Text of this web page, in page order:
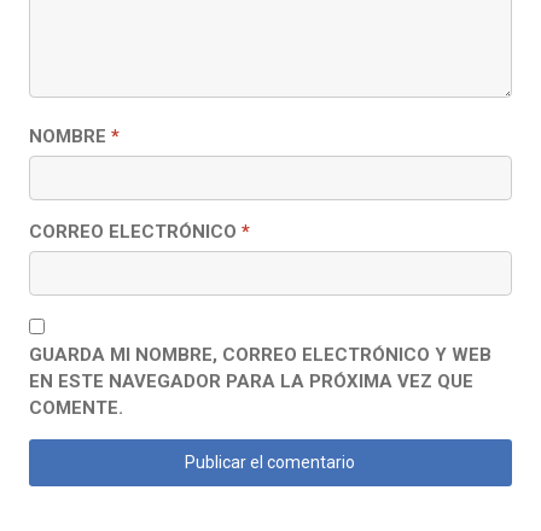
NOMBRE *
CORREO ELECTRÓNICO *
GUARDA MI NOMBRE, CORREO ELECTRÓNICO Y WEB
EN ESTE NAVEGADOR PARA LA PRÓXIMA VEZ QUE
COMENTE.